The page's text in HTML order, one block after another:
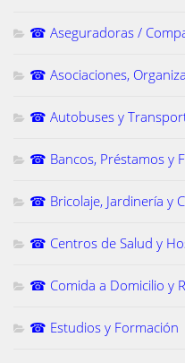
☎ Aseguradoras /
☎ Asociaciones,
☎ Autobuses y
☎ Bancos, Préstamos y
☎ Bricolaje, Jardinería y
☎ Centros de Salud y
☎ Comida a Domicilio y
☎ Estudios y Formación